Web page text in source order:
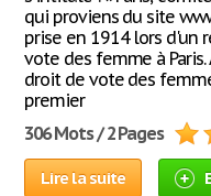
qui proviens du site
prise en 1914 lors d'un
vote des femme à
droit de vote des
premier
306 Mots / 2 Pages
Lire la suite